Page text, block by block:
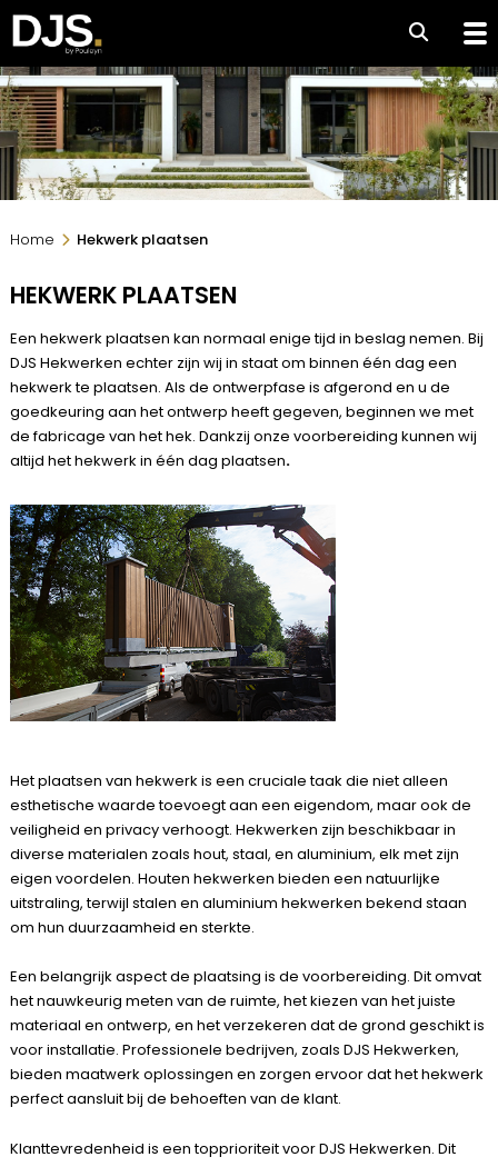
Home Hekwerk plaatsen
HEKWERK PLAATSEN
Een hekwerk plaatsen kan normaal enige tijd in beslag nemen. Bij
DJS Hekwerken echter zijn wij in staat om binnen één dag een
hekwerk te plaatsen. Als de ontwerpfase is afgerond en u de
goedkeuring aan het ontwerp heeft gegeven, beginnen we met
de fabricage van het hek. Dankzij onze voorbereiding kunnen wij
altijd het hekwerk in één dag plaatsen.
Het plaatsen van hekwerk is een cruciale taak die niet alleen
esthetische waarde toevoegt aan een eigendom, maar ook de
veiligheid en privacy verhoogt. Hekwerken zijn beschikbaar in
diverse materialen zoals hout, staal, en aluminium, elk met zijn
eigen voordelen. Houten hekwerken bieden een natuurlijke
uitstraling, terwijl stalen en aluminium hekwerken bekend staan
om hun duurzaamheid en sterkte.
Een belangrijk aspect de plaatsing is de voorbereiding. Dit omvat
het nauwkeurig meten van de ruimte, het kiezen van het juiste
materiaal en ontwerp, en het verzekeren dat de grond geschikt is
voor installatie. Professionele bedrijven, zoals DJS Hekwerken,
bieden maatwerk oplossingen en zorgen ervoor dat het hekwerk
perfect aansluit bij de behoeften van de klant.
Klanttevredenheid is een topprioriteit voor DJS Hekwerken. Dit